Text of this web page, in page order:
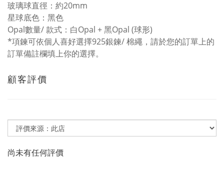
玻璃球直徑：約20mm
星球底色：黑色
Opal數量/ 款式：白Opal + 黑Opal (球形)
*項鍊可依個人喜好選擇925銀鍊/ 棉繩，請於您的訂單上的
訂單備註欄填上你的選擇。
顧客評價
尚未有任何評價